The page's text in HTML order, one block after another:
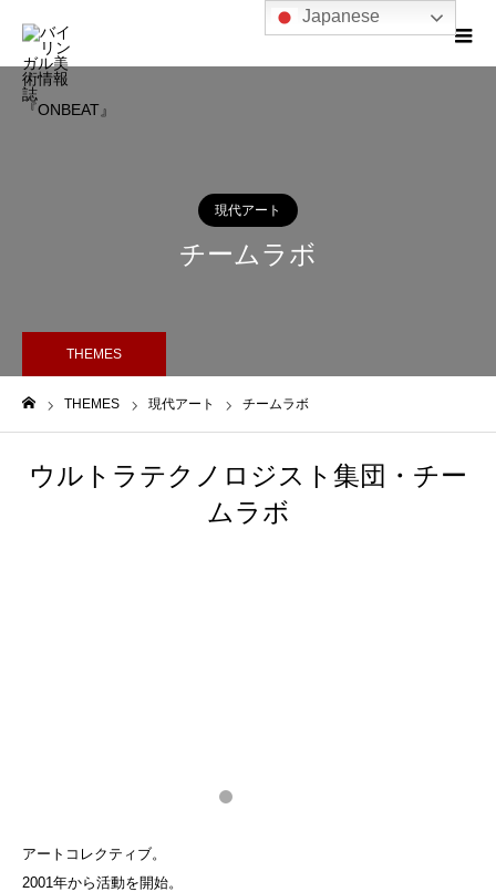
現代アート
チームラボ
THEMES
THEMES 現代アート チームラボ
ウルトラテクノロジスト集団・チー
ムラボ
アートコレクティブ。
2001年から活動を開始。
Japanese